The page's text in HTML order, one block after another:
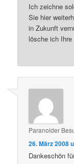
Ich zeichne
Sie hier
in Zukunft
lösche ich Ihre
Paranoider
26. März 2008
Dankeschön